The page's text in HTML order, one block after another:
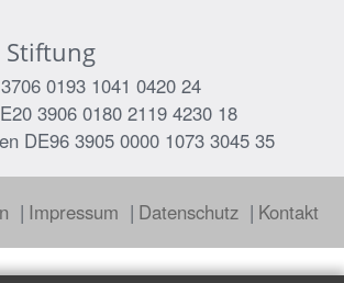
Stiftung
0193 1041 0420 24
3906 0180 2119 4230 18
DE96 3905 0000 1073 3045 35
Impressum Datenschutz Kontakt